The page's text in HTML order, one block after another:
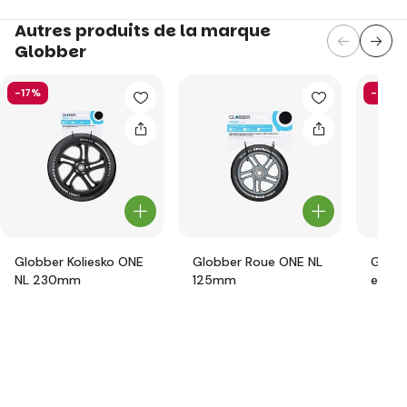
Autres produits de la marque
Globber
-17%
Globber Koliesko ONE
NL 230mm
Globber Roue ONE NL
125mm
-58%